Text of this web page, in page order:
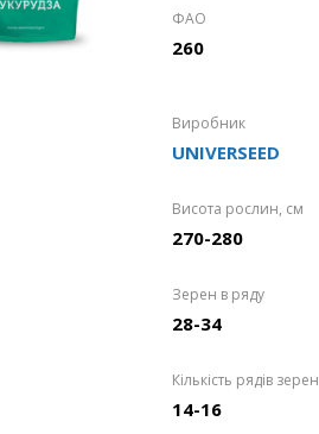
ФАО
260
Виробник
UNIVERSEED
Висота рослин, см
270-280
Зерен в ряду
28-34
Кількість рядів зерен
14-16